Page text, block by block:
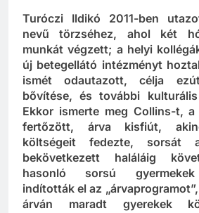
Turóczi Ildikó 2011-ben
nevű törzséhez, ahol két
munkát végzett; a helyi
új betegellátó intézményt
ismét odautazott, célja
bővítése, és további
Ekkor ismerte meg Collins-t,
fertőzött, árva kisfiút,
költségeit fedezte, sorsát
bekövetkezett haláláig
hasonló sorsú gyermekek
indították el az